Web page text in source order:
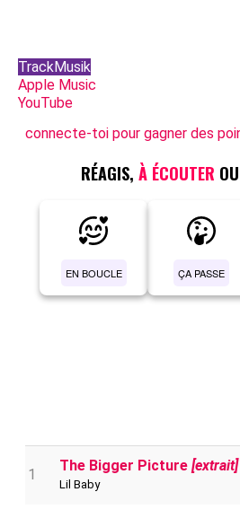
TrackMusik
Apple Music
YouTube
connecte-toi pour gagner des
RÉAGIS, À ÉCOUTER OU
EN BOUCLE ÇA PASSE
1
The Bigger Picture [extrait]
Lil Baby